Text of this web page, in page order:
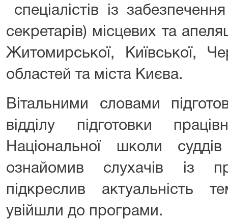
спеціалістів із
секретарів) місцевих та
Житомирської, Київської,
областей та міста Києва.
Вітальними словами
відділу підготовки
Національної школи
ознайомив слухачів із
підкреслив актуальність
увійшли до програми.